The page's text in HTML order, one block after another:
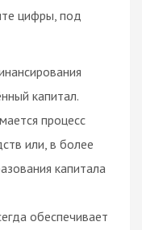
цифры, под
капитал.
процесс
или, в более
капитала
обеспечивает